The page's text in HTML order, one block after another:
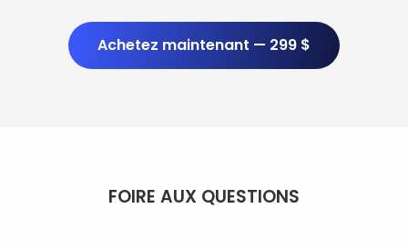
Achetez maintenant — 299 $
FOIRE AUX QUESTIONS